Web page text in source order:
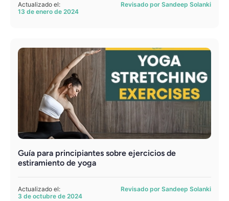
Actualizado el:
13 de enero de 2024
Revisado por Sandeep Solanki
Guía para principiantes sobre ejercicios de
estiramiento de yoga
Actualizado el:
3 de octubre de 2024
Revisado por Sandeep Solanki